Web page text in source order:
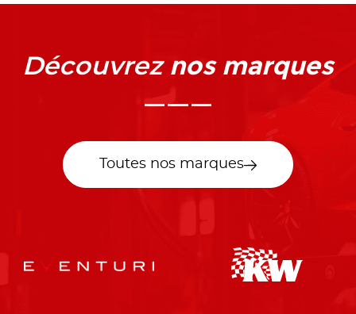
Découvrez nos marques
Toutes nos marques